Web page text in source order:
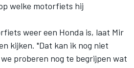
welke motorfiets hij
weer een Honda is, laat Mir
kijken. "Dat kan ik nog niet
proberen nog te begrijpen wat